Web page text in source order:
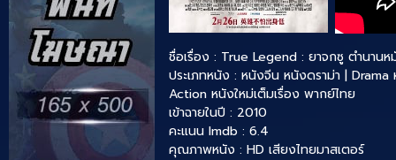
ชื่อเรื่อง : True Legend : ยาจกซู ตำนานห
ประเภทหนัง : หนังจีน หนังดราม่า | Drama
Action หนังใหม่เต็มเรื่อง พากย์ไทย
เข้าฉายในปี : 2010
คะแนน Imdb : 6.4
คุณภาพหนัง : HD เสียงไทยมาสเตอร์